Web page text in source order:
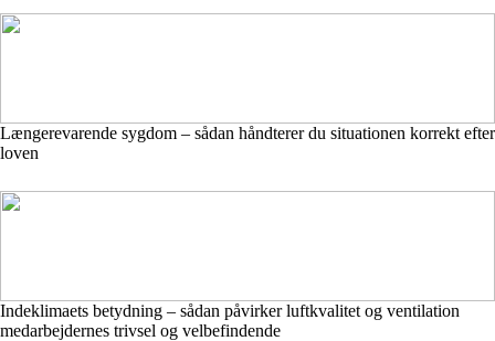
Længerevarende sygdom – sådan håndterer du situationen korrekt efter
loven
Indeklimaets betydning – sådan påvirker luftkvalitet og ventilation
medarbejdernes trivsel og velbefindende